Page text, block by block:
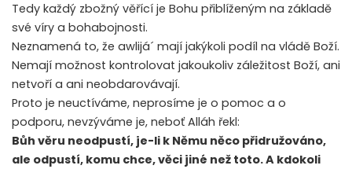
Tedy každý zbožný věřící je Bohu přiblíženým na základě
své víry a bohabojnosti.
Neznamená to, že awlijá´ mají jakýkoli podíl na vládě Boží.
Nemají možnost kontrolovat jakoukoliv záležitost Boží, ani
netvoří a ani neobdarovávají.
Proto je neuctíváme, neprosíme je o pomoc a o
podporu, nevzýváme je, neboť Alláh řekl:
Bůh věru neodpustí, je-li k Němu něco přidružováno,
ale odpustí, komu chce, věci jiné než toto. A kdokoli